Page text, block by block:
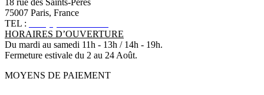
18 rue des Saints-Pères
75007 Paris, France
TEL :
HORAIRES D’OUVERTURE
Du mardi au samedi 11h - 13h / 14h - 19h.
Fermeture estivale du 2 au 24 Août.
MOYENS DE PAIEMENT